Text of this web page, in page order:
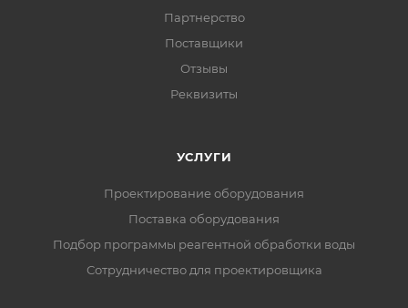
Партнерство
Поставщики
Отзывы
Реквизиты
УСЛУГИ
Проектирование оборудования
Поставка оборудования
Подбор программы реагентной обработки воды
Сотрудничество для проектировщика